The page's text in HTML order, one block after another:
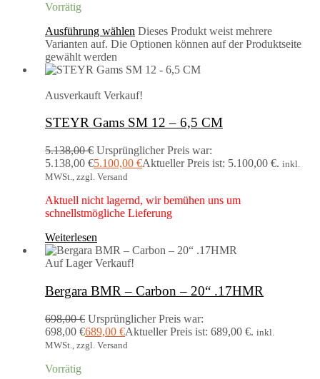
Vorrätig
Ausführung wählen Dieses Produkt weist mehrere
Varianten auf. Die Optionen können auf der Produktseite
gewählt werden
Ausverkauft Verkauf!
STEYR Gams SM 12 – 6,5 CM
5.138,00€ Ursprünglicher Preis war:
5.138,00 €5.100,00 €Aktueller Preis ist: 5.100,00 €. inkl.
MWSt., zzgl. Versand
Aktuell nicht lagernd, wir bemühen uns um
schnellstmögliche Lieferung
Weiterlesen
Auf Lager Verkauf!
Bergara BMR – Carbon – 20“ .17HMR
698,00€ Ursprünglicher Preis war:
698,00 €689,00 €Aktueller Preis ist: 689,00 €. inkl.
MWSt., zzgl. Versand
Vorrätig